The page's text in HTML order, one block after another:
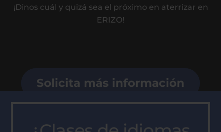
¡Dinos cuál y quizá sea el próximo en aterrizar en
ERIZO!
Solicita más información